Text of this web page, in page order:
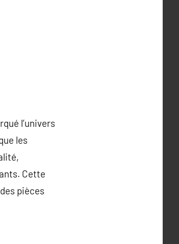
l’univers
les
Cette
pièces